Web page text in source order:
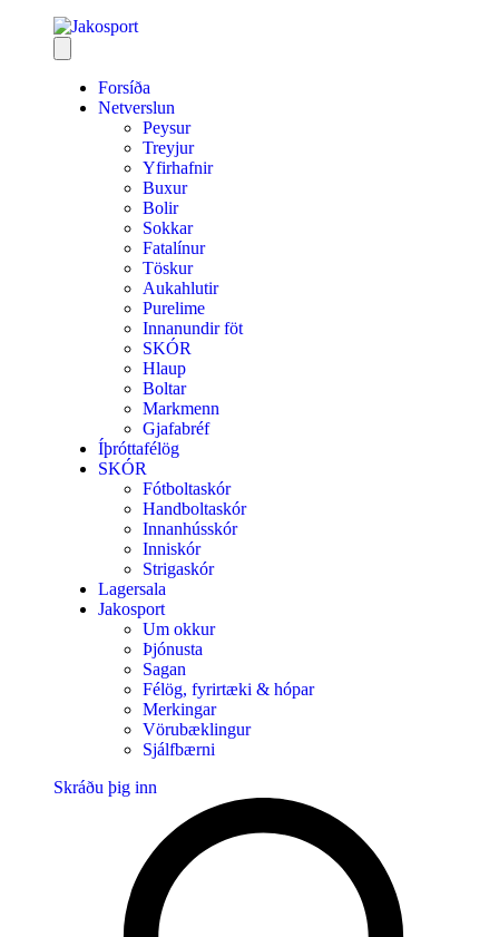
Forsíða
Netverslun
Peysur
Treyjur
Yfirhafnir
Buxur
Bolir
Sokkar
Fatalínur
Töskur
Aukahlutir
Purelime
Innanundir föt
SKÓR
Hlaup
Boltar
Markmenn
Gjafabréf
Íþróttafélög
SKÓR
Fótboltaskór
Handboltaskór
Innanhússkór
Inniskór
Strigaskór
Lagersala
Jakosport
Um okkur
Þjónusta
Sagan
Félög, fyrirtæki & hópar
Merkingar
Vörubæklingur
Sjálfbærni
Skráðu þig inn